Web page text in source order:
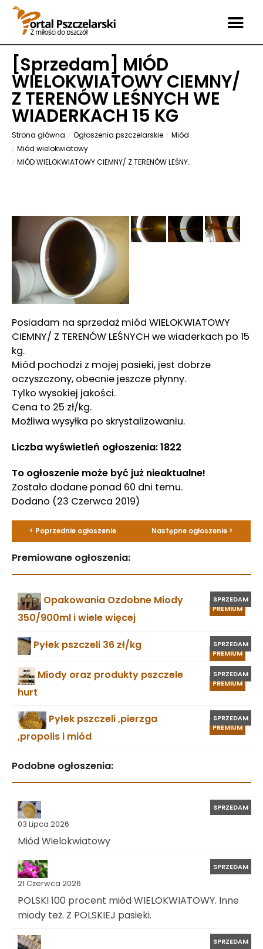
[Sprzedam] MIÓD
WIELOKWIATOWY CIEMNY/
Z TERENÓW LEŚNYCH WE
WIADERKACH 15 KG
Strona główna Ogłoszenia pszczelarskie
Miód
Miód wielokwiatowy
MIÓD WIELOKWIATOWY CIEMNY/ Z TERENÓW LEŚNYCH WE WIADERKACH 15 KG
Posiadam na sprzedaż miód WIELOKWIATOWY
CIEMNY/ Z TERENÓW LEŚNYCH we wiaderkach po 15
kg.
Miód pochodzi z mojej pasieki, jest dobrze
oczyszczony, obecnie jeszcze płynny.
Tylko wysokiej jakości.
Cena to 25 zł/kg.
Możliwa wysyłka po skrystalizowaniu.
Liczba wyświetleń ogłoszenia: 1822
To ogłoszenie może być już nieaktualne!
Zostało dodane ponad 60 dni temu.
Dodano (23 Czerwca 2019)
< Poprzednie ogłoszenie Następne ogłoszenie >
Premiowane ogłoszenia:
PREMIUM
SPRZEDAM
Opakowania Ozdobne Miody
350/900ml i wiele więcej
PREMIUM
SPRZEDAM
Pyłek pszczeli 36 zł/kg
PREMIUM
SPRZEDAM
Miody oraz produkty pszczele
hurt
PREMIUM
SPRZEDAM
Pyłek pszczeli ,pierzga
,propolis i miód
Podobne ogłoszenia:
03 Lipca 2026
SPRZEDAM
Miód Wielokwiatowy
21 Czerwca 2026
SPRZEDAM
POLSKI 100 procent miód WIELOKWIATOWY. Inne
miody też. Z POLSKIEJ pasieki.
SPRZEDAM